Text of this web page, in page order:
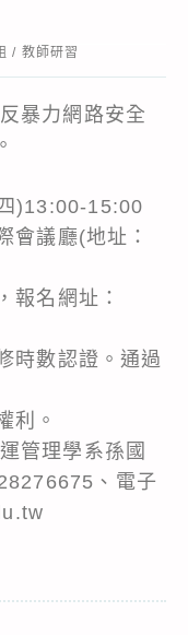
/ 教師研習
暴力網路安全
)13:00-15:00
會議廳(地址：
報名網址：
時數認證。通過
利。
管理學系孫國
、電子